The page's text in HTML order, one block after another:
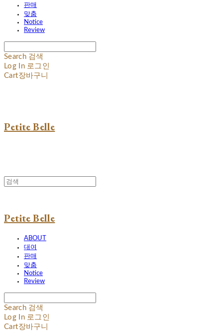
판매
맞춤
Notice
Review
Search 검색
Log In 로그인
Cart장바구니
Petite Belle
Petite Belle
ABOUT
대여
판매
맞춤
Notice
Review
Search 검색
Log In 로그인
Cart장바구니